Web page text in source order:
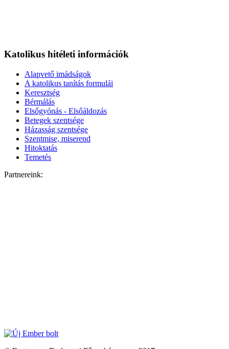
Katolikus hitéleti információk
Alapvető imádságok
A katolikus tanítás formulái
Keresztség
Bérmálás
Elsőgyónás - Elsőáldozás
Betegek szentsége
Házasság szentsége
Szentmise, miserend
Hitoktatás
Temetés
Partnereink: